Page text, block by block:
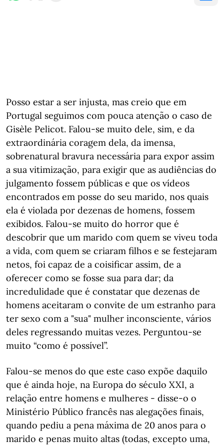
Posso estar a ser injusta, mas creio que em
Portugal seguimos com pouca atenção o caso de
Gisèle Pelicot. Falou-se muito dele, sim, e da
extraordinária coragem dela, da imensa,
sobrenatural bravura necessária para expor assim
a sua vitimização, para exigir que as audiências do
julgamento fossem públicas e que os vídeos
encontrados em posse do seu marido, nos quais
ela é violada por dezenas de homens, fossem
exibidos. Falou-se muito do horror que é
descobrir que um marido com quem se viveu toda
a vida, com quem se criaram filhos e se festejaram
netos, foi capaz de a coisificar assim, de a
oferecer como se fosse sua para dar; da
incredulidade que é constatar que dezenas de
homens aceitaram o convite de um estranho para
ter sexo com a "sua" mulher inconsciente, vários
deles regressando muitas vezes. Perguntou-se
muito “como é possível”.
Falou-se menos do que este caso expõe daquilo
que é ainda hoje, na Europa do século XXI, a
relação entre homens e mulheres - disse-o o
Ministério Público francês nas alegações finais,
quando pediu a pena máxima de 20 anos para o
marido e penas muito altas (todas, excepto uma,